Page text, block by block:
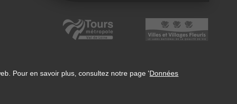
Pour en savoir plus, consultez notre page 'Données